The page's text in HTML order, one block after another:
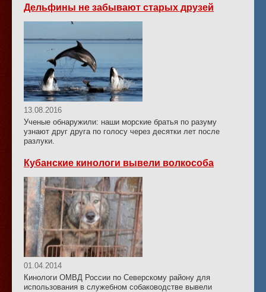
Дельфины не забывают старых друзей
13.08.2016
Ученые обнаружили: наши морские братья по разуму
узнают друг друга по голосу через десятки лет после
разлуки.
Кубанские кинологи вывели волкособа
01.04.2014
Кинологи ОМВД России по Северскому району для
использования в служебном собаководстве вывели